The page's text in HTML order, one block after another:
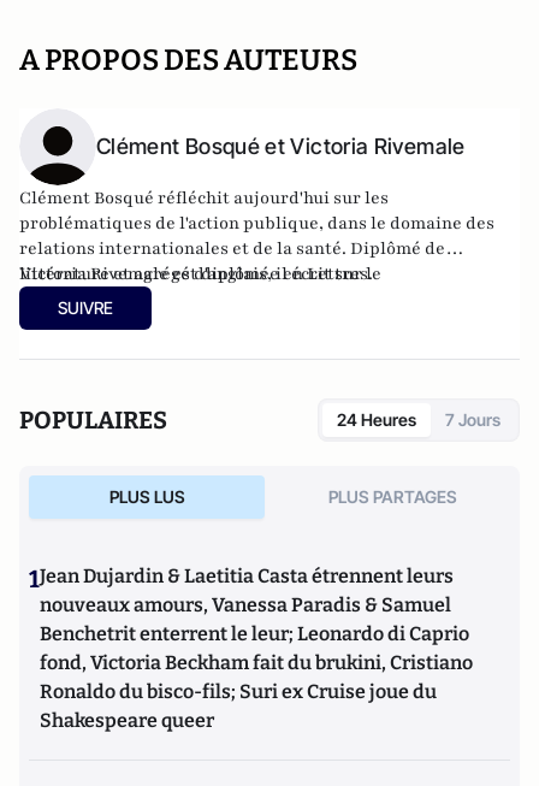
A PROPOS DES AUTEURS
Clément Bosqué et Victoria Rivemale
Clément Bosqué réfléchit aujourd'hui sur les
problématiques de l'action publique, dans le domaine des
relations internationales et de la santé. Diplômé de
littérature et agrégé d'anglais, il écrit sur le
blogletrebuchet.c.la
Victoria Rivemale est diplômée en Lettres.
SUIVRE
POPULAIRES 24 Heures 7 Jours
PLUS LUS PLUS PARTAGES
1Jean Dujardin & Laetitia Casta étrennent leurs
nouveaux amours, Vanessa Paradis & Samuel
Benchetrit enterrent le leur; Leonardo di Caprio
fond, Victoria Beckham fait du brukini, Cristiano
Ronaldo du bisco-fils; Suri ex Cruise joue du
Shakespeare queer